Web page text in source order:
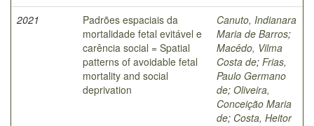
2021
Padrões espaciais da
mortalidade fetal evitável e
carência social = Spatial
patterns of avoidable fetal
mortality and social
deprivation
Canuto, Indianara
Maria de Barros;
Macêdo, Vilma
Costa de; Frias,
Paulo Germano
de; Oliveira,
Conceição Maria
de; Costa, Heitor